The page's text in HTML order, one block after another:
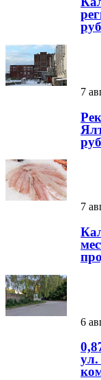
7
7
6
ул.